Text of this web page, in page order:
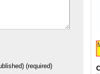
(required)